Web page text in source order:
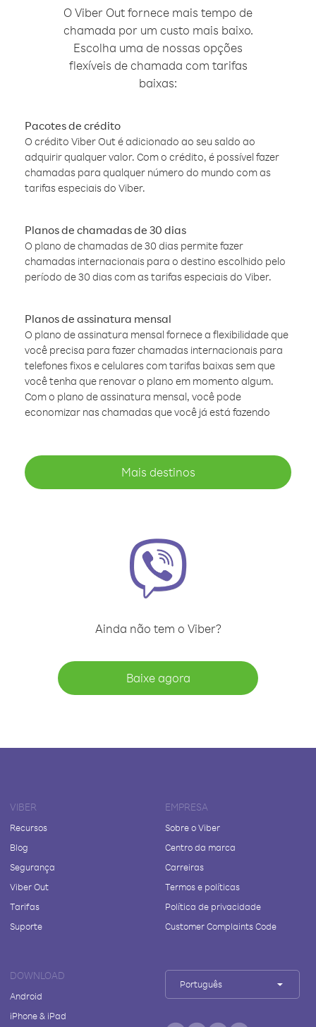
O Viber Out fornece mais tempo de
chamada por um custo mais baixo.
Escolha uma de nossas opções
flexíveis de chamada com tarifas
baixas:
Pacotes de crédito
O crédito Viber Out é adicionado ao seu saldo ao
adquirir qualquer valor. Com o crédito, é possível fazer
chamadas para qualquer número do mundo com as
tarifas especiais do Viber.
Planos de chamadas de 30 dias
O plano de chamadas de 30 dias permite fazer
chamadas internacionais para o destino escolhido pelo
período de 30 dias com as tarifas especiais do Viber.
Planos de assinatura mensal
O plano de assinatura mensal fornece a flexibilidade que
você precisa para fazer chamadas internacionais para
telefones fixos e celulares com tarifas baixas sem que
você tenha que renovar o plano em momento algum.
Com o plano de assinatura mensal, você pode
economizar nas chamadas que você já está fazendo
Mais destinos
Ainda não tem o Viber?
Baixe agora
VIBER
Recursos
Blog
Segurança
Viber Out
Tarifas
Suporte
EMPRESA
Sobre o Viber
Centro da marca
Carreiras
Termos e políticas
Política de privacidade
Customer Complaints Code
DOWNLOAD
Android
iPhone & iPad
Português